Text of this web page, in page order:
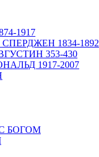
1917
1834-1892
353-430
1917-2007
БОГОМ